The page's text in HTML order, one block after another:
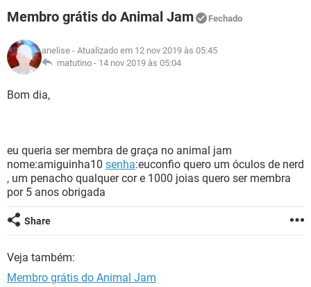
INSTAGRAM GMAIL
GUIA DE COMPRAS
INSTAGRAM GMAIL
GUIA DE COMPRAS
JOGOS WHATSAPP
CELULAR
OUTLOOK EXCEL
INSTAGRAM
JOGOS WHATSAPP
CELULAR
OUTLOOK
GUIA DE COMPRAS
GLOSSÁRIO
JOGOS
INSTAGRAM GMAIL
GUIA DE COMPRAS
Membro grátis do Animal Jam Fechado
anelise - Atualizado em 12 nov 2019 às 05:45
matutino - 14 nov 2019 às 05:04
Bom dia,
eu queria ser membra de graça no animal jam
nome:amiguinha10 senha:euconfio quero um óculos de nerd
, um penacho qualquer cor e 1000 joias quero ser membra
por 5 anos obrigada
Share
Veja também:
Membro grátis do Animal Jam